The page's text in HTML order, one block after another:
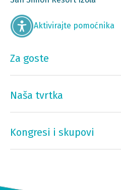
Aktivirajte pomoćnika
Za goste
Naša tvrtka
Kongresi i skupovi